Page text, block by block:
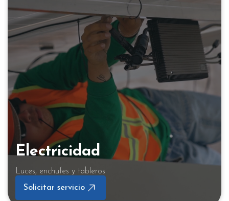
Electricidad
Luces, enchufes y tableros
Solicitar servicio